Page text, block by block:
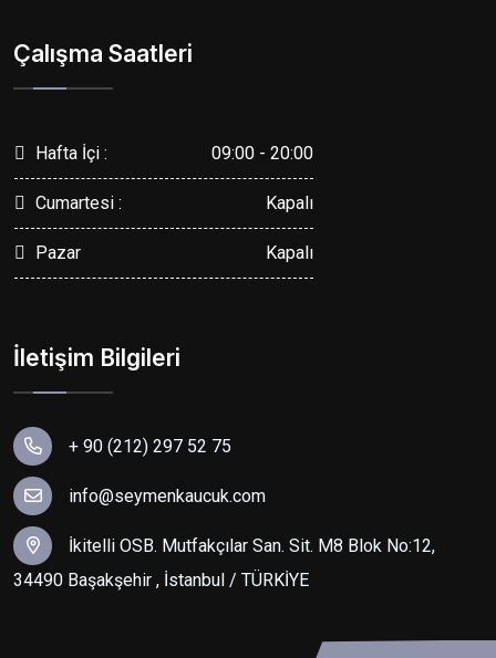
Çalışma Saatleri
Hafta İçi : 09:00 - 20:00
Cumartesi : Kapalı
Pazar Kapalı
İletişim Bilgileri
+ 90 (212) 297 52 75
info@seymenkaucuk.com
İkitelli OSB. Mutfakçılar San. Sit. M8 Blok No:12,
34490 Başakşehir , İstanbul / TÜRKİYE